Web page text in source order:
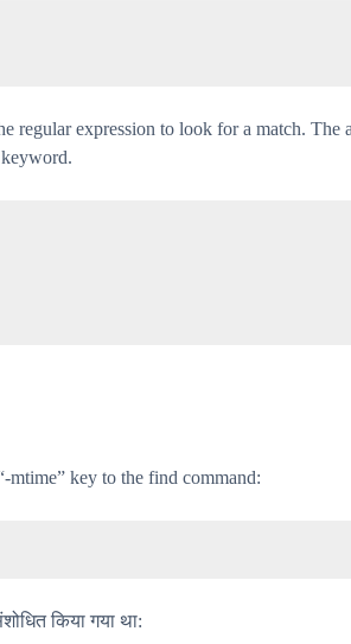
regular expression to look for a match. The
keyword.
mtime” key to the find command:
किया गया था: